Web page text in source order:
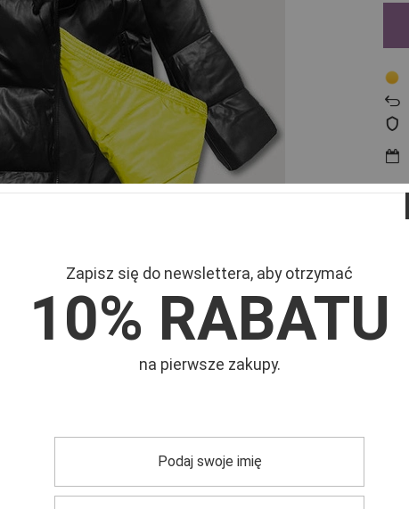
Zapisz się do newslettera, aby otrzymać
10% RABATU
na pierwsze zakupy.